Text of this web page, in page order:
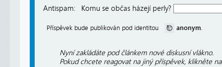
Antispam: Komu se občas házejí perly?
Příspěvek bude publikován pod identitou anonym.
Nyní zakládáte pod článkem nové diskusní vlákno.
Pokud chcete reagovat na jiný příspěvek, klikněte